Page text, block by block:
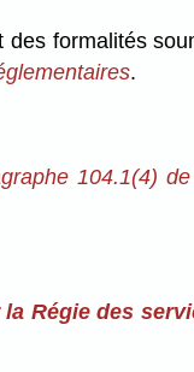
formalités
.
104.1(4)
Régie des